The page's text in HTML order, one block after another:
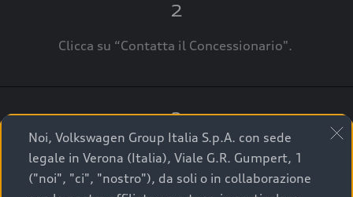
2
Clicca su “Contatta il Concessionario".
3
A breve verrai ricontattato dal Customer Care
Audi Center o direttamente dal Concessionario
che ti supporterà per finalizzare la tua richiesta.
Noi, Volkswagen Group Italia S.p.A. con sede
legale in Verona (Italia), Viale G.R. Gumpert, 1
("noi", "ci", "nostro"), da soli o in collaborazione